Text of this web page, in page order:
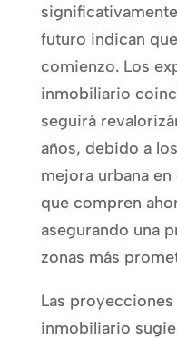
futuro indican
comienzo. Los
inmobiliario
seguirá
años, debido a
mejora urbana
que compren
asegurando una
zonas más
Las
inmobiliario